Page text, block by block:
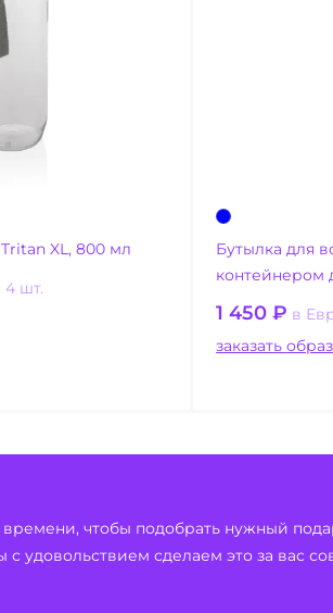
XL, 800 мл
4 шт.
Бутылка для
контейнером
1 450 ₽ в
заказать
чтобы подобрать нужный
с удовольствием сделаем это за вас